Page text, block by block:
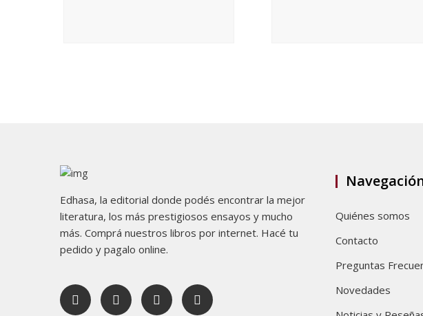
Edhasa, la editorial donde podés encontrar la mejor
literatura, los más prestigiosos ensayos y mucho
más. Comprá nuestros libros por internet. Hacé tu
pedido y pagalo online.
Quiénes somos
Contacto
Preguntas
Novedades